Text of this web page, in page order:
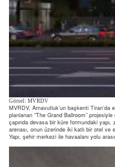
Görsel: MVRDV
MVRDV, Arnavutluk’un başkenti Tiran’da
planlanan “The Grand Ballroom” projesiyle
çapında devasa bir küre formundaki
arenası, onun üzerinde iki katlı bir otel ve
Yapı, şehir merkezi ile havaalanı yolu